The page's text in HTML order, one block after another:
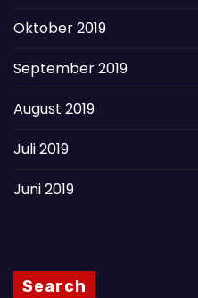
Oktober 2019
September 2019
August 2019
Juli 2019
Juni 2019
Search